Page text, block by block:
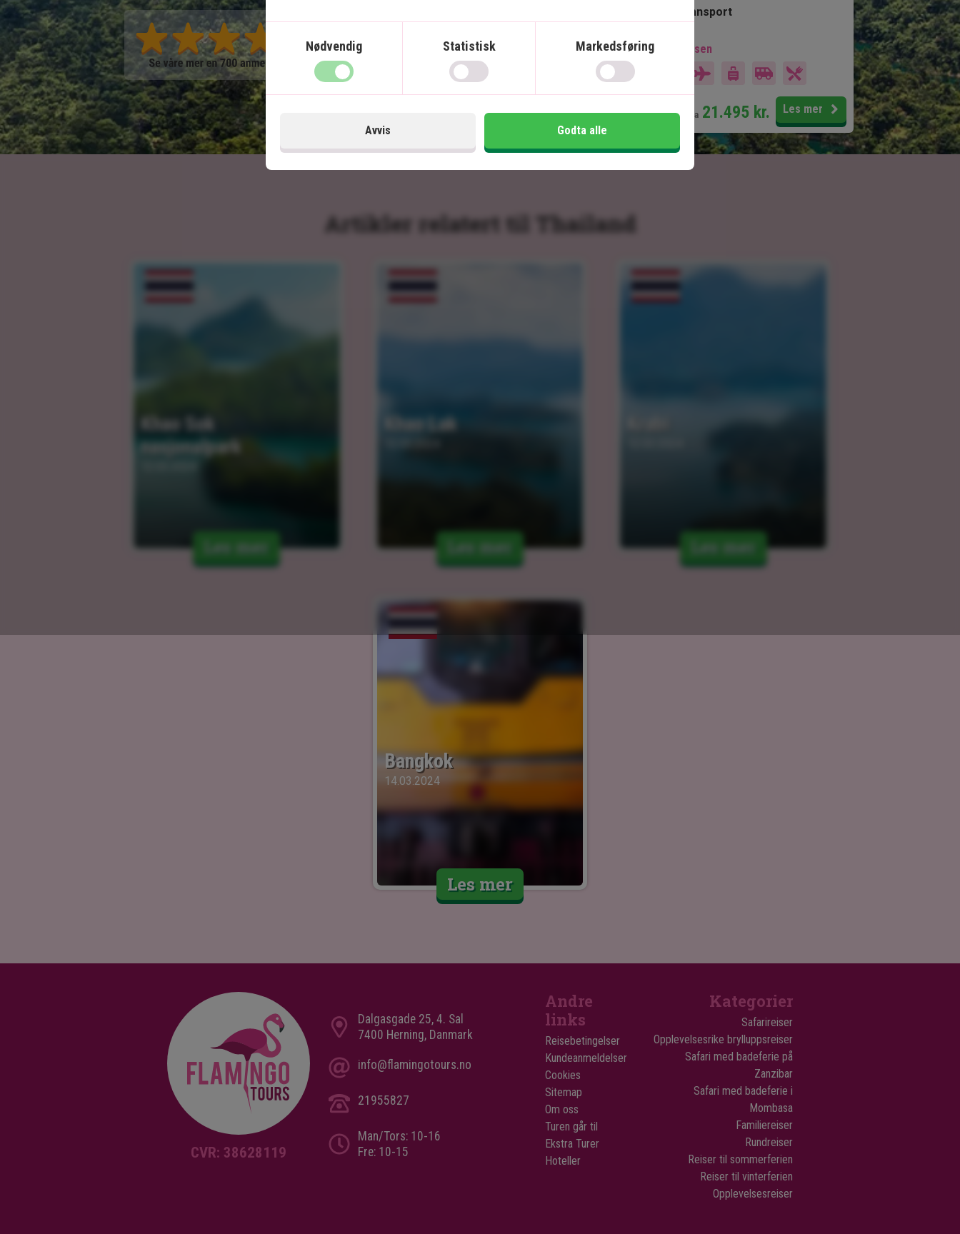
Inkludert i prisen
20.495 kr.
Privat transport
Inkludert i prisen
pers. fra 21.495 kr. Les mer
Artikler relatert til Thailand
Khao Sok
nasjonalpark
Les mer
Khao Lak
Les mer Les mer
Bangkok
14.03.2024
Les mer
Nødvendig Statistisk Markedsføring
Avvis Godta alle
CVR: 38628119
Dalgasgade 25, 4. Sal
7400 Herning, Danmark
info@flamingotours.no
21955827
Man/Tors: 10-16
Fre: 10-15
Andre
links
Reisebetingelser
Kundeanmeldelser
Cookies
Sitemap
Om oss
Turen går til
Ekstra Turer
Hoteller
Kategorier
Safarireiser
Opplevelsesrike brylluppsreiser
Safari med badeferie på
Zanzibar
Safari med badeferie i
Mombasa
Familiereiser
Rundreiser
Reiser til sommerferien
Reiser til vinterferien
Opplevelsesreiser